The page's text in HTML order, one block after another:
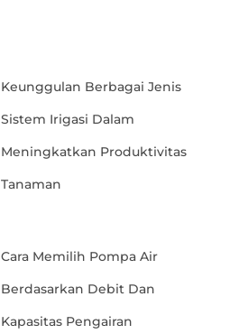
Keunggulan Berbagai Jenis
Sistem Irigasi Dalam
Meningkatkan Produktivitas
Tanaman
Cara Memilih Pompa Air
Berdasarkan Debit Dan
Kapasitas Pengairan